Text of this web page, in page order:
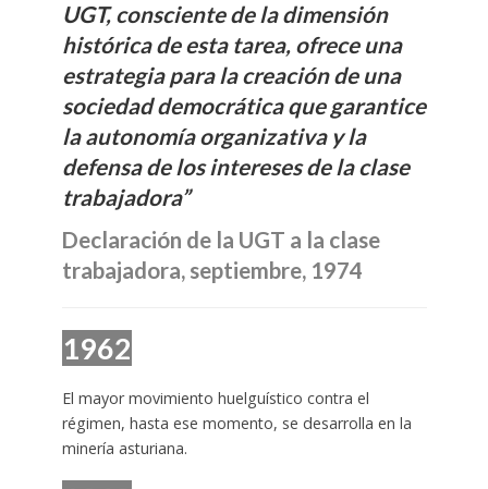
UGT, consciente de la dimensión
histórica de esta tarea, ofrece una
estrategia para la creación de una
sociedad democrática que garantice
la autonomía organizativa y la
defensa de los intereses de la clase
trabajadora”
Declaración de la UGT a la clase
trabajadora, septiembre, 1974
1962
El mayor movimiento huelguístico contra el
régimen, hasta ese momento, se desarrolla en la
minería asturiana.